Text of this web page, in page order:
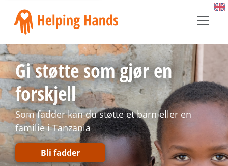
Gi støtte som gjør en
forskjell
Som fadder kan du støtte et barn eller en
familie i Tanzania
Bli fadder